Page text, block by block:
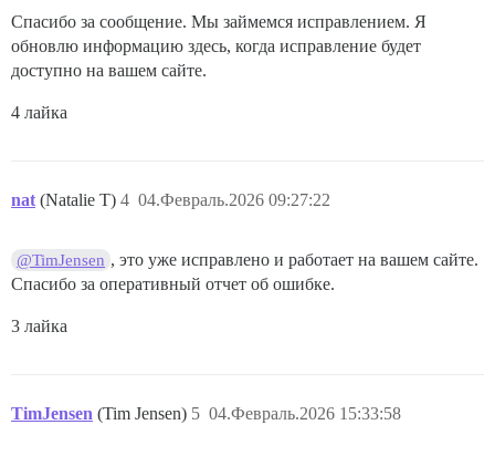
Спасибо за сообщение. Мы займемся исправлением. Я
обновлю информацию здесь, когда исправление будет
доступно на вашем сайте.
4 лайка
nat (Natalie T) 04.Февраль.2026 09:27:22
4
@TimJensen , это уже исправлено и работает на вашем сайте.
Спасибо за оперативный отчет об ошибке.
3 лайка
TimJensen (Tim Jensen) 04.Февраль.2026 15:33:58
5